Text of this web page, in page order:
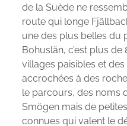
de la Suède ne
route qui longe
une des plus belles du
Bohuslän, c’est plus
villages paisibles et
accrochées à des
le parcours, des noms
Smögen mais de
connues qui valent le